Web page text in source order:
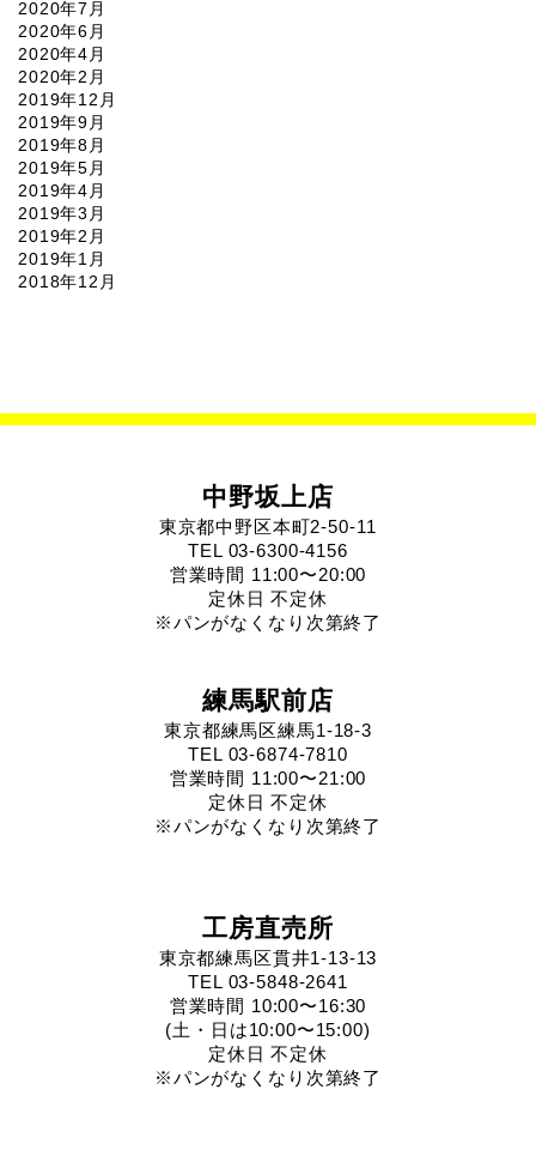
2020年7月
2020年6月
2020年4月
2020年2月
2019年12月
2019年9月
2019年8月
2019年5月
2019年4月
2019年3月
2019年2月
2019年1月
2018年12月
中野坂上店
東京都中野区本町2-50-11
TEL 03-6300-4156
営業時間 11:00〜20:00
定休日 不定休
※パンがなくなり次第終了
練馬駅前店
東京都練馬区練馬1-18-3
TEL 03-6874-7810
営業時間 11:00〜21:00
定休日 不定休
※パンがなくなり次第終了
工房直売所
東京都練馬区貫井1-13-13
TEL 03-5848-2641
営業時間 10:00〜16:30
(土・日は10:00〜15:00)
定休日 不定休
※パンがなくなり次第終了